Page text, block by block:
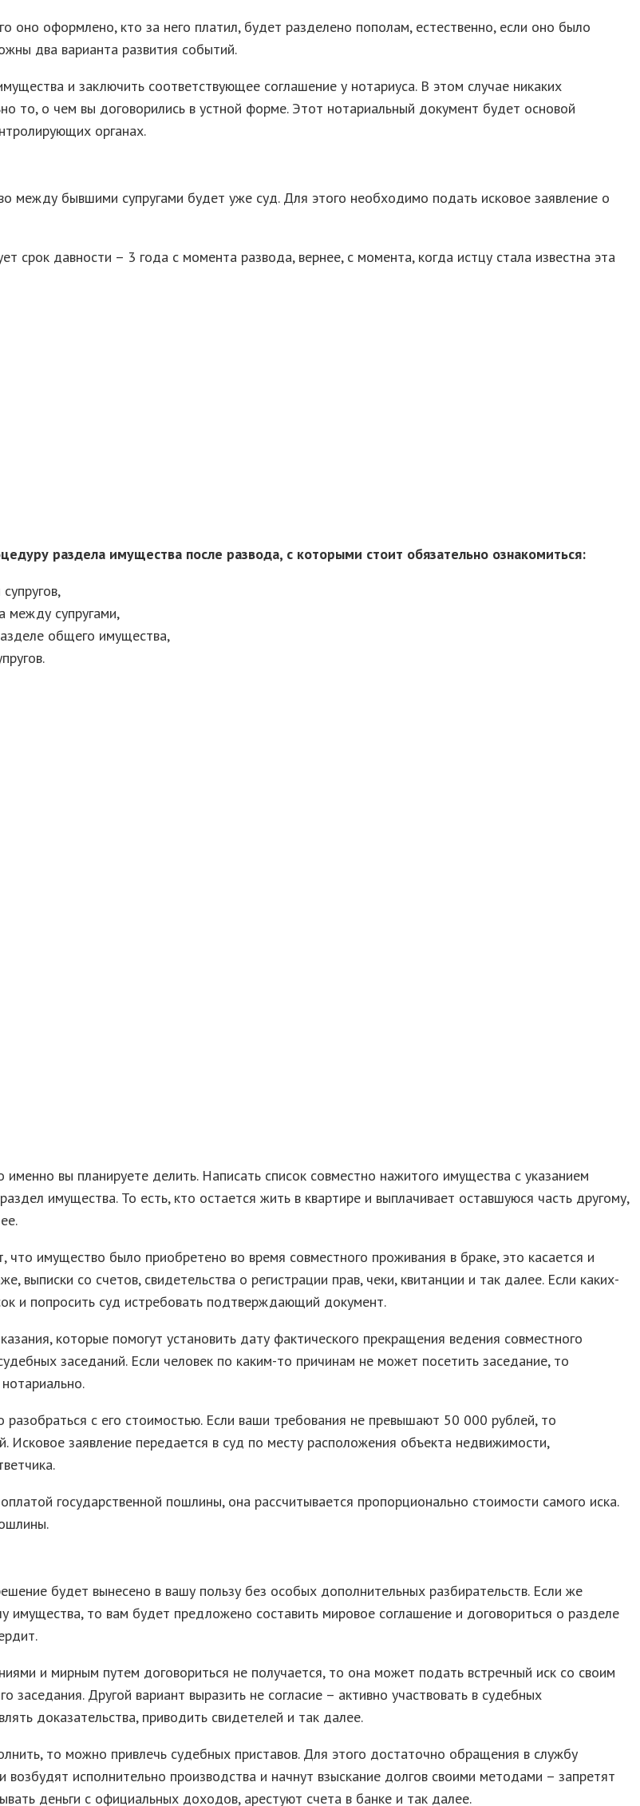
оно оформлено, кто за него платил, будет разделено пополам, естественно, если оно было
два варианта развития событий.
и заключить соответствующее соглашение у нотариуса. В этом случае никаких
то, о чем вы договорились в устной форме. Этот нотариальный документ будет основой
органах.
между бывшими супругами будет уже суд. Для этого необходимо подать исковое заявление о
давности – 3 года с момента развода, вернее, с момента, когда истцу стала известна эта
раздела имущества после развода, с которыми стоит обязательно ознакомиться:
между супругами,
общего имущества,
вы планируете делить. Написать список совместно нажитого имущества с указанием
имущества. То есть, кто остается жить в квартире и выплачивает оставшуюся часть другому,
имущество было приобретено во время совместного проживания в браке, это касается и
со счетов, свидетельства о регистрации прав, чеки, квитанции и так далее. Если каких-
и попросить суд истребовать подтверждающий документ.
которые помогут установить дату фактического прекращения ведения совместного
заседаний. Если человек по каким-то причинам не может посетить заседание, то
с его стоимостью. Если ваши требования не превышают 50 000 рублей, то
заявление передается в суд по месту расположения объекта недвижимости,
государственной пошлины, она рассчитывается пропорционально стоимости самого иска.
будет вынесено в вашу пользу без особых дополнительных разбирательств. Если же
имущества, то вам будет предложено составить мировое соглашение и договориться о разделе
и мирным путем договориться не получается, то она может подать встречный иск со своим
Другой вариант выразить не согласие – активно участвовать в судебных
доказательства, приводить свидетелей и так далее.
то можно привлечь судебных приставов. Для этого достаточно обращения в службу
исполнительно производства и начнут взыскание долгов своими методами – запретят
деньги с официальных доходов, арестуют счета в банке и так далее.